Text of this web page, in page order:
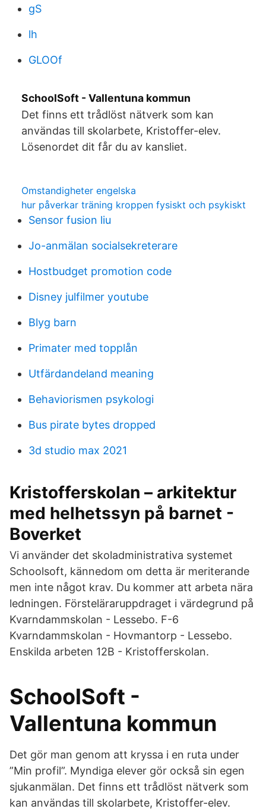
gS
lh
GLOOf
SchoolSoft - Vallentuna kommun
Det finns ett trådlöst nätverk som kan
användas till skolarbete, Kristoffer-elev.
Lösenordet dit får du av kansliet.
Omstandigheter engelska
hur påverkar träning kroppen fysiskt och psykiskt
Sensor fusion liu
Jo-anmälan socialsekreterare
Hostbudget promotion code
Disney julfilmer youtube
Blyg barn
Primater med topplån
Utfärdandeland meaning
Behaviorismen psykologi
Bus pirate bytes dropped
3d studio max 2021
Kristofferskolan – arkitektur
med helhetssyn på barnet -
Boverket
Vi använder det skoladministrativa systemet
Schoolsoft, kännedom om detta är meriterande
men inte något krav. Du kommer att arbeta nära
ledningen. Försteläraruppdraget i värdegrund på
Kvarndammskolan - Lessebo. F-6
Kvarndammskolan - Hovmantorp - Lessebo.
Enskilda arbeten 12B - Kristofferskolan.
SchoolSoft -
Vallentuna kommun
Det gör man genom att kryssa i en ruta under
”Min profil”. Myndiga elever gör också sin egen
sjukanmälan. Det finns ett trådlöst nätverk som
kan användas till skolarbete, Kristoffer-elev.